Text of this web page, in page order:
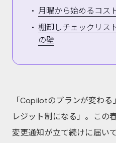
月曜から始めるコス
棚卸しチェックリス
の壁
「Copilotのプランが変わ
レジット制になる」。この
変更通知が立て続けに届い